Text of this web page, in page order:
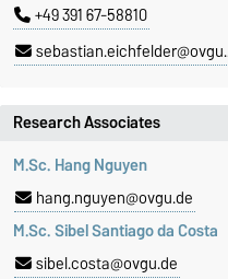
+49 391 67-58810
sebastian.eichfelder@ovgu.de
Research Associates
M.Sc. Hang Nguyen
hang.nguyen@ovgu.de
M.Sc. Sibel Santiago da Costa
sibel.costa@ovgu.de